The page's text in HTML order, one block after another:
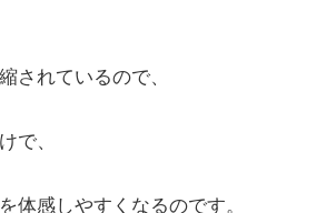
されているので、
で、
体感しやすくなるのです。